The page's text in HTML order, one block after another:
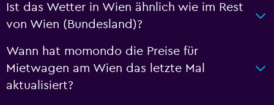
Ist das Wetter in Wien ähnlich wie im Rest
von Wien (Bundesland)?
Wann hat momondo die Preise für
Mietwagen am Wien das letzte Mal
aktualisiert?